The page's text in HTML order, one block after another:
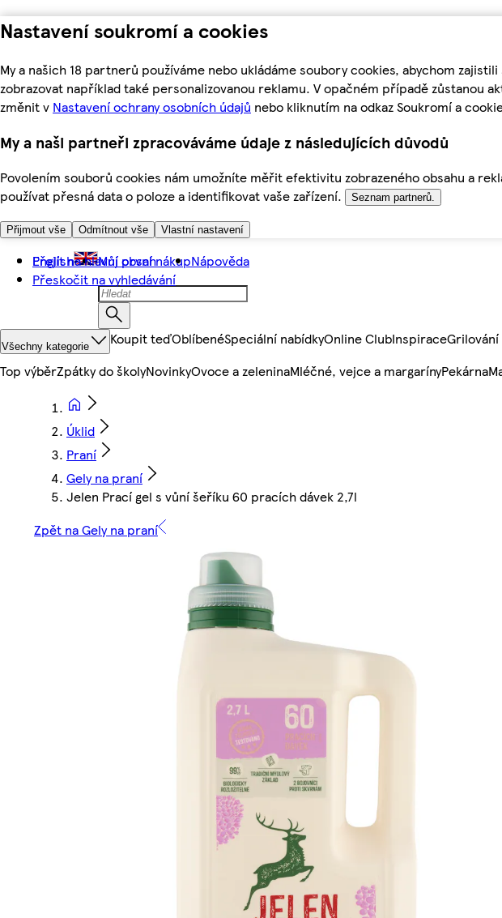
Nastavení soukromí a cookies
My a našich 18 partnerů používáme nebo ukládáme soubory cookies, abychom
zobrazovat například také personalizovanou reklamu. V opačném případě zůstanou
změnit v Nastavení ochrany osobních údajů nebo kliknutím na odkaz Soukromí a
My a naši partneři zpracováváme údaje z následujících důvodů
Povolením souborů cookies nám umožníte měřit efektivitu zobrazeného obsahu a
používat přesná data o poloze a identifikovat vaše zařízení.
Seznam partnerů.
Přijmout vše Odmítnout vše Vlastní nastavení
Přejít na hlavní obsah
Přeskočit na vyhledávání
English Můj první nákupNápověda
Všechny kategorie Koupit teďOblíbenéSpeciální nabídkyOnline ClubInspiraceGrilování
Top výběrZpátky do školyNovinkyOvoce a zeleninaMléčné, vejce a margarínyPekárna
Úklid
Praní
Gely na praní
Jelen Prací gel s vůní šeříku 60 pracích dávek 2,7l
Zpět na Gely na praní